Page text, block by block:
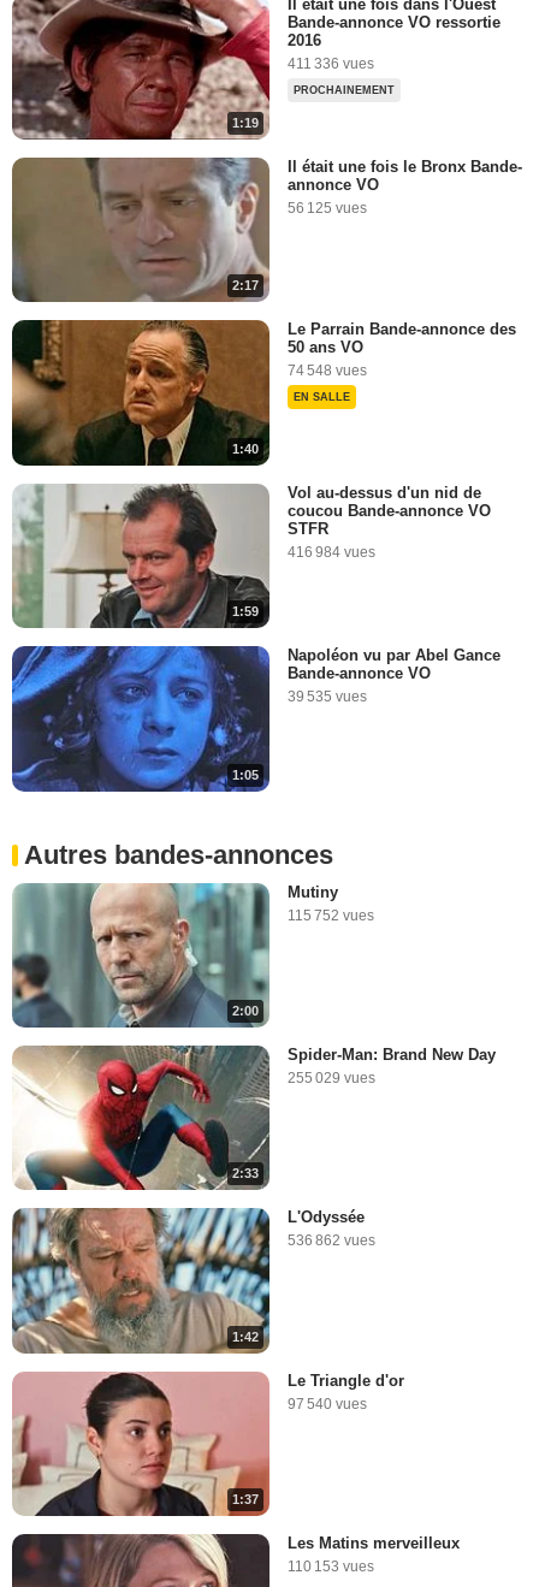
1:19
Il était une fois dans l'Ouest
Bande-annonce VO ressortie
2016
411 336 vues
PROCHAINEMENT
2:17
Il était une fois le Bronx Bande-
annonce VO
56 125 vues
1:40
Le Parrain Bande-annonce des
50 ans VO
74 548 vues
EN SALLE
1:59
Vol au-dessus d'un nid de
coucou Bande-annonce VO
STFR
416 984 vues
1:05
Napoléon vu par Abel Gance
Bande-annonce VO
39 535 vues
Autres bandes-annonces
2:00
Mutiny
115 752 vues
2:33
Spider-Man: Brand New Day
255 029 vues
1:42
L'Odyssée
536 862 vues
1:37
Le Triangle d'or
97 540 vues
Les Matins merveilleux
110 153 vues